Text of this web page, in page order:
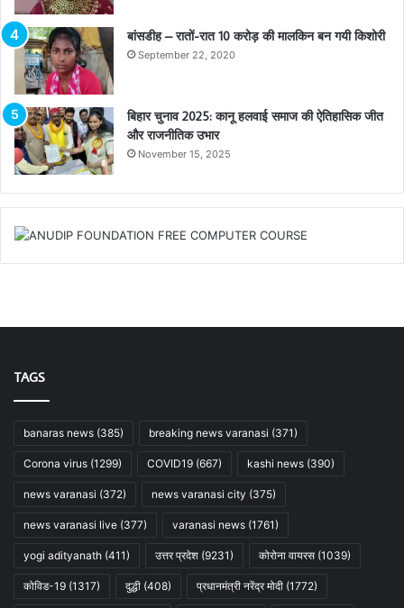
बांसडीह – रातों-रात 10 करोड़ की मालकिन बन गयी किशोरी
September 22, 2020
बिहार चुनाव 2025: कानू हलवाई समाज की ऐतिहासिक जीत
और राजनीतिक उभार
November 15, 2025
TAGS
banaras news (385) breaking news varanasi (371)
Corona virus (1299) COVID19 (667) kashi news (390)
news varanasi (372) news varanasi city (375)
news varanasi live (377) varanasi news (1761)
yogi adityanath (411) उत्तर प्रदेश (9231) कोरोना वायरस (1039)
कोविड-19 (1317) दुद्धी (408) प्रधानमंत्री नरेंद्र मोदी (1772)